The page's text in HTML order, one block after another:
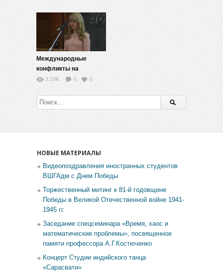
Международные
конфликты на
современном этапе —
3.59K 0 0
НОВЫЕ МАТЕРИАЛЫ
Видеопоздравления иностранных студентов
ВШГАдм с Днем Победы
Торжественный митинг к 81-й годовщине
Победы в Великой Отечественной войне 1941-
1945 гг.
Заседание спецсеминара «Время, хаос и
математические проблемы», посвященное
памяти профессора А.Г.Костюченко
Концерт Студии индийского танца
«Сарасвати»